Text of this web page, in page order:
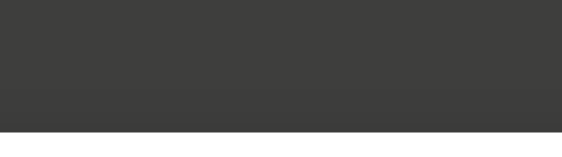
Video- oder Tonqualität